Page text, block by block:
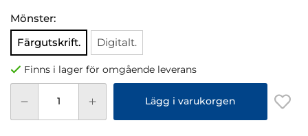
Mönster:
Färgutskrift.
Digitalt.
Finns i lager för omgående leverans
Lägg i varukorgen